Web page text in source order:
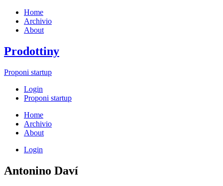
Home
Archivio
About
Prodottiny
Proponi startup
Login
Proponi startup
Home
Archivio
About
Login
Antonino Daví